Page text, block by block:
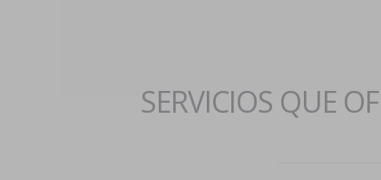
SERVICIOS QUE